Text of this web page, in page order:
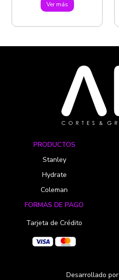
Ver más
PRODUCTOS
Stanley
Hydrate
Coleman
FORMAS DE PAGO
Tarjeta de Crédito
Desarrollado por